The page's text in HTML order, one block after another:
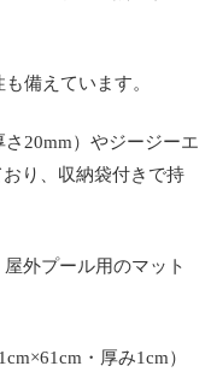
備えています。
20mm）やジージーエ
り、収納袋付きで持
外プール用のマット
・厚み1cm）